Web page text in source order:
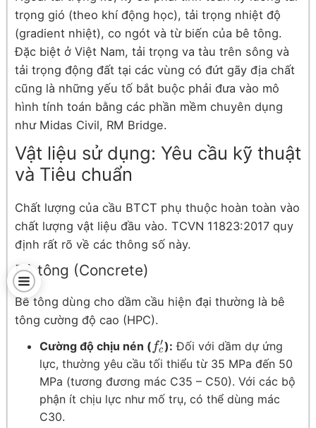
trọng gió (theo khí động học), tải trọng nhiệt độ
(gradient nhiệt), co ngót và từ biến của bê tông.
Đặc biệt ở Việt Nam, tải trọng va tàu trên sông và
tải trọng động đất tại các vùng có đứt gãy địa chất
cũng là những yếu tố bắt buộc phải đưa vào mô
hình tính toán bằng các phần mềm chuyên dụng
như Midas Civil, RM Bridge.
Vật liệu sử dụng: Yêu cầu kỹ thuật
và Tiêu chuẩn
Chất lượng của cầu BTCT phụ thuộc hoàn toàn vào
chất lượng vật liệu đầu vào. TCVN 11823:2017 quy
định rất rõ về các thông số này.
Bê tông (Concrete)
Bê tông dùng cho dầm cầu hiện đại thường là bê
tông cường độ cao (HPC).
Cường độ chịu nén ( f′
c
fc′): Đối với dầm dự ứng
lực, thường yêu cầu tối thiểu từ 35 MPa đến 50
MPa (tương đương mác C35 – C50). Với các bộ
phận ít chịu lực như mố trụ, có thể dùng mác
C30.